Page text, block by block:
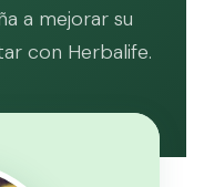
a mejorar su
con Herbalife.